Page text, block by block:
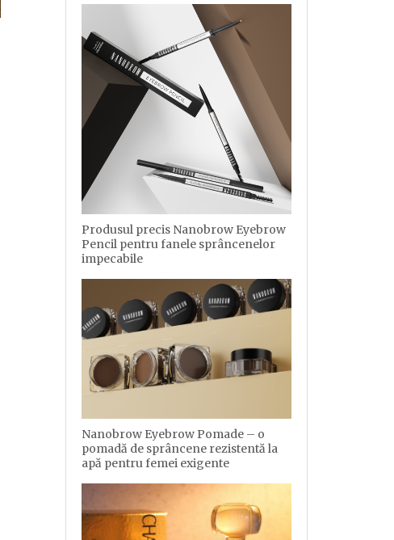
Produsul precis Nanobrow Eyebrow
Pencil pentru fanele sprâncenelor
impecabile
Nanobrow Eyebrow Pomade – o
pomadă de sprâncene rezistentă la
apă pentru femei exigente